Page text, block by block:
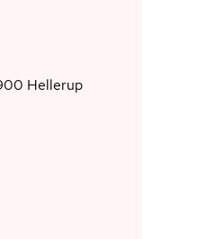
Hellerup Station, Ryvangs Allé 79, 2900 Hellerup